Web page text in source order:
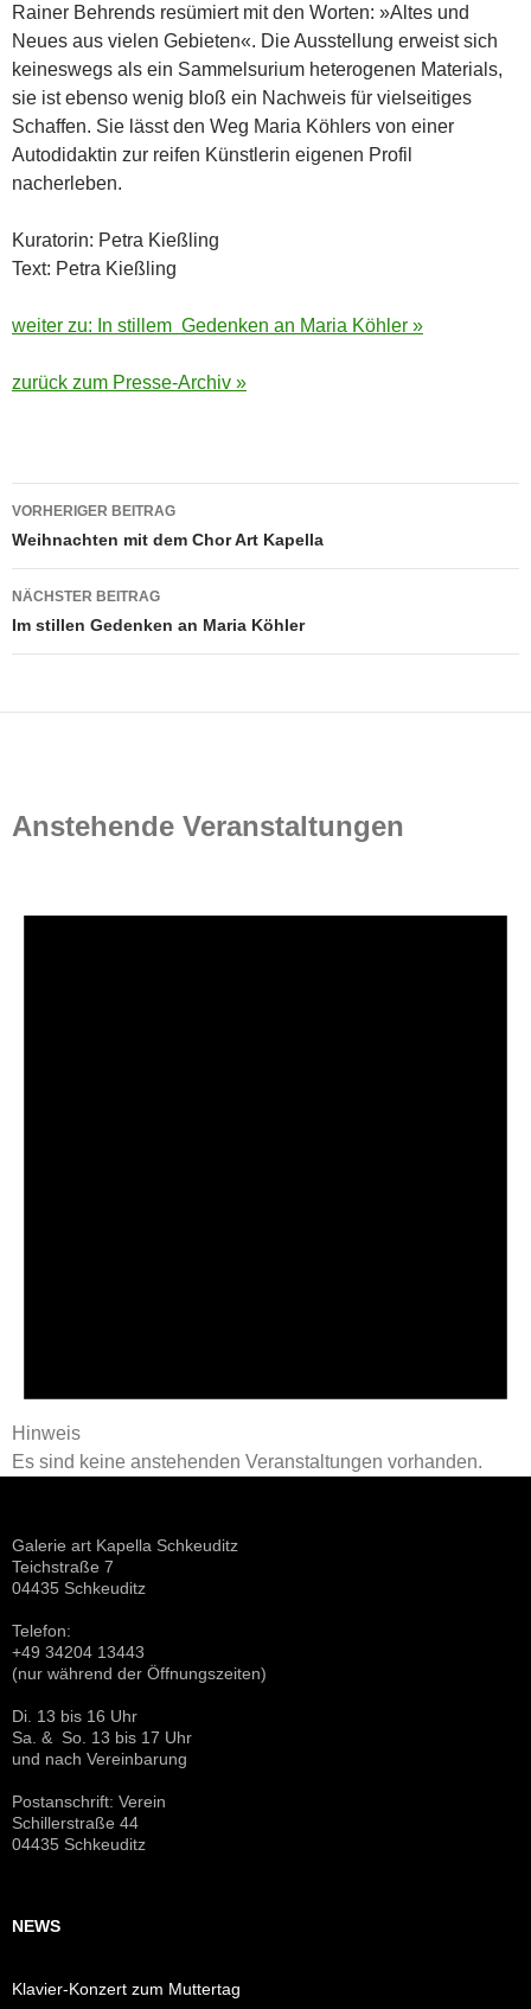
Rainer Behrends resümiert mit den Worten: »Altes und
Neues aus vielen Gebieten«. Die Ausstellung erweist sich
keineswegs als ein Sammelsurium heterogenen Materials,
sie ist ebenso wenig bloß ein Nachweis für vielseitiges
Schaffen. Sie lässt den Weg Maria Köhlers von einer
Autodidaktin zur reifen Künstlerin eigenen Profil
nacherleben.
Kuratorin: Petra Kießling
Text: Petra Kießling
weiter zu: In stillem Gedenken an Maria Köhler »
zurück zum Presse-Archiv »
Beitragsnavigation
VORHERIGER BEITRAG
Weihnachten mit dem Chor Art Kapella
NÄCHSTER BEITRAG
Im stillen Gedenken an Maria Köhler
Anstehende Veranstaltungen
Hinweis
Es sind keine anstehenden Veranstaltungen vorhanden.
Galerie art Kapella Schkeuditz
Teichstraße 7
04435 Schkeuditz
Telefon:
+49 34204 13443
(nur während der Öffnungszeiten)
Di. 13 bis 16 Uhr
Sa. & So. 13 bis 17 Uhr
und nach Vereinbarung
Postanschrift: Verein
Schillerstraße 44
04435 Schkeuditz
NEWS
Klavier-Konzert zum Muttertag